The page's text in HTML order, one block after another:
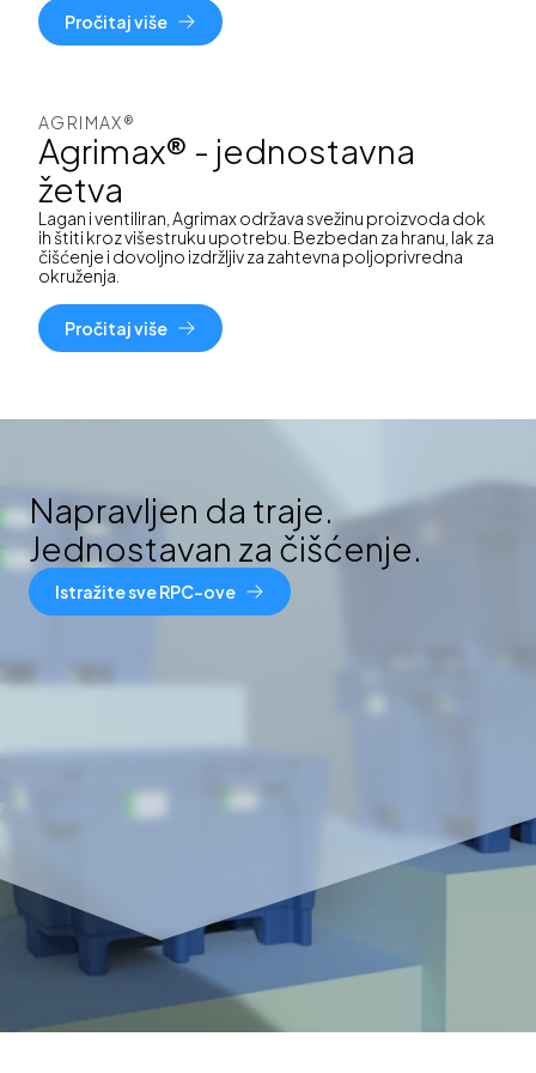
Pročitaj više
AGRIMAX®
Agrimax® - jednostavna
žetva
Lagan i ventiliran, Agrimax održava svežinu proizvoda dok
ih štiti kroz višestruku upotrebu. Bezbedan za hranu, lak za
čišćenje i dovoljno izdržljiv za zahtevna poljoprivredna
okruženja.
Pročitaj više
Napravljen da traje.
Jednostavan za čišćenje.
Istražite sve RPC-ove